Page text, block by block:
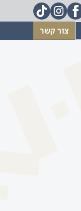
צור קשר